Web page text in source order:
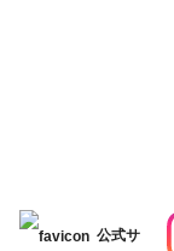
公式サ